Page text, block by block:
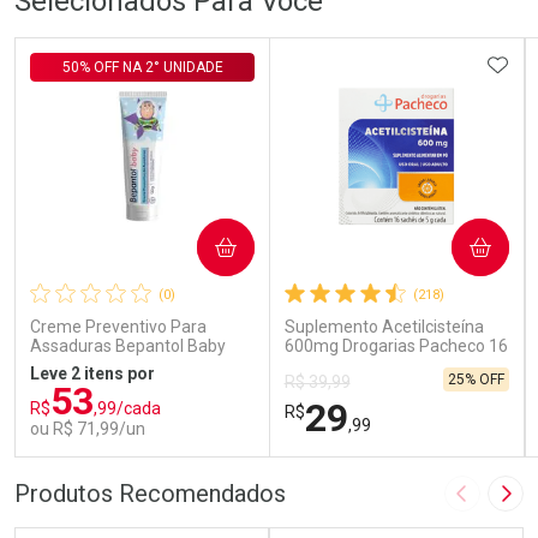
(0)
Creme Preventivo Para
Assaduras Bepantol Baby
Toy Story Personagens
Sortidos 120g
50% OFF NA 2° UNIDADE
Leve 2 itens por
R$53,99/cada
ou R$ 71,99/un
COMPRAR
FECHAR
FECHAR
Por Menos
(218)
Suplemento Acetilcisteína
600mg Drogarias Pacheco 16
R$ 39,99
R$29,99
25% OFF
COMPRAR
Por Menos
Produtos Recomendados Imagem